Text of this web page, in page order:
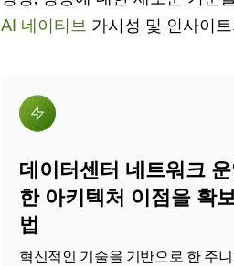
AI 네이티브 가시성 및 인사이
데이터센터 네트워크 운
한 아키텍처 이점을 확
법
혁신적인 기술을 기반으로 한 주